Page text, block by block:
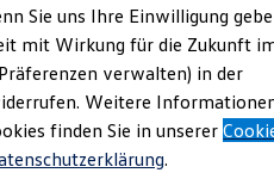
Sie uns Ihre Einwilligung
mit Wirkung für die Zukunft
verwalten) in der
Weitere
finden Sie in unserer
.